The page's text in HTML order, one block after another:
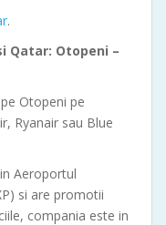
.
Qatar: Otopeni –
Otopeni pe
Ryanair sau Blue
Aeroportul
si are promotii
compania este in